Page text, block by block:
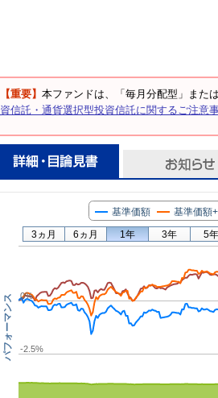
【重要】 本ファンドは、「毎月分配型」また
資信託・通貨選択型投資信託に関するご注意
パフォーマンス
基準価額 基準価額
-2.5%
0%
3ヵ月 6ヵ月 1年 3年 5年